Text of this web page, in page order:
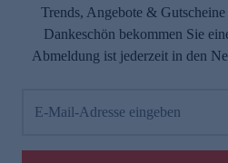
Trends, Angebote &
Dankeschön bekommen Sie
Abmeldung ist jederzeit in den
E-Mail-Adresse eingeben